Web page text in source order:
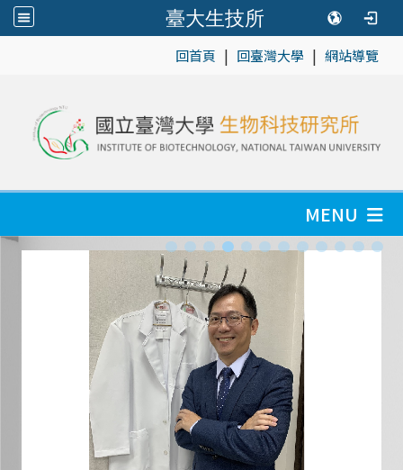
臺大生技所
回首頁 | 回臺灣大學 | 網站導覽
MENU